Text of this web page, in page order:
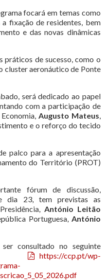
focará em temas como
fixação de residentes, bem
e das novas dinâmicas
práticos de sucesso, como o
cluster aeronáutico de Ponte
será dedicado ao papel
com a participação de
Augusto Mateus,
e o reforço do tecido
palco para a apresentação
do Território (PROT)
fórum de discussão,
dia 23, tem previstas as
António Leitão
Portuguesa, António
consultado no seguinte
https://ccp.pt/wp-